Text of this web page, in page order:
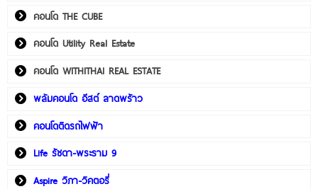
คอนโด THE CUBE
คอนโด Utility Real Estate
คอนโด WITHITHAI REAL ESTATE
พลัมคอนโด อีสต์ ลาดพร้าว
คอนโดติดรถไฟฟ้า
Life รัชดา-พระราม 9
Aspire วิภา-วิคตอรี่